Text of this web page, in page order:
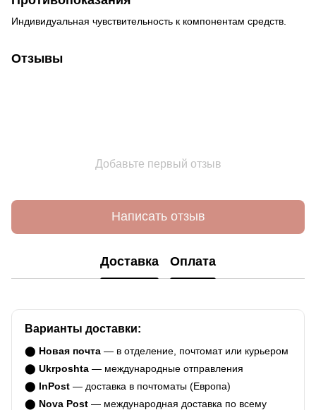
Индивидуальная чувствительность к компонентам средств.
Отзывы
Добавьте первый отзыв
Написать отзыв
Доставка Оплата
Варианты доставки:
⬤ Новая почта — в отделение, почтомат или курьером
⬤ Ukrposhta — международные отправления
⬤ InPost — доставка в почтоматы (Европа)
⬤ Nova Post — международная доставка по всему